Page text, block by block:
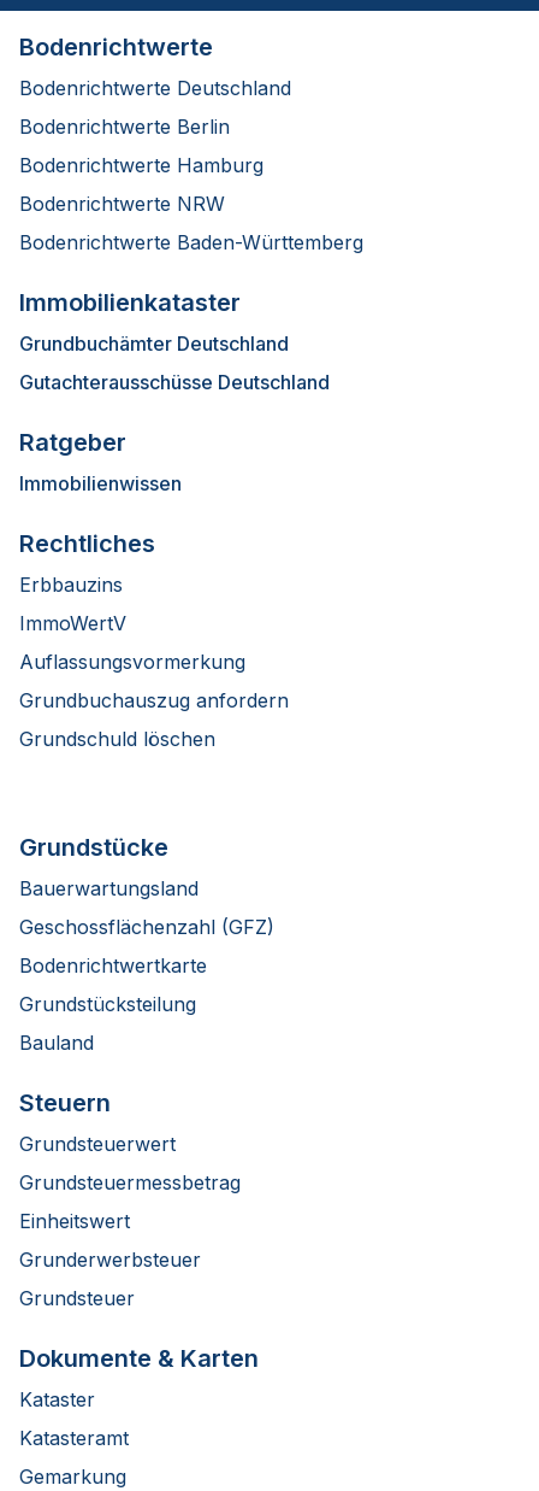
Bodenrichtwerte
Bodenrichtwerte Deutschland
Bodenrichtwerte Berlin
Bodenrichtwerte Hamburg
Bodenrichtwerte NRW
Bodenrichtwerte Baden-Württemberg
Immobilienkataster
Grundbuchämter Deutschland
Gutachterausschüsse Deutschland
Ratgeber
Immobilienwissen
Rechtliches
Erbbauzins
ImmoWertV
Auflassungsvormerkung
Grundbuchauszug anfordern
Grundschuld löschen
Grundstücke
Bauerwartungsland
Geschossflächenzahl (GFZ)
Bodenrichtwertkarte
Grundstücksteilung
Bauland
Steuern
Grundsteuerwert
Grundsteuermessbetrag
Einheitswert
Grunderwerbsteuer
Grundsteuer
Dokumente & Karten
Kataster
Katasteramt
Gemarkung